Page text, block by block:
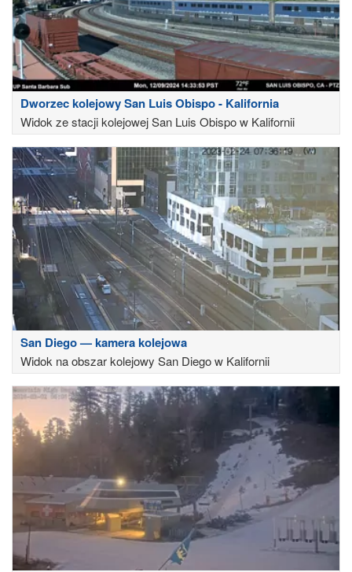
Dworzec kolejowy San Luis Obispo - Kalifornia
Widok ze stacji kolejowej San Luis Obispo w Kalifornii
San Diego — kamera kolejowa
Widok na obszar kolejowy San Diego w Kalifornii